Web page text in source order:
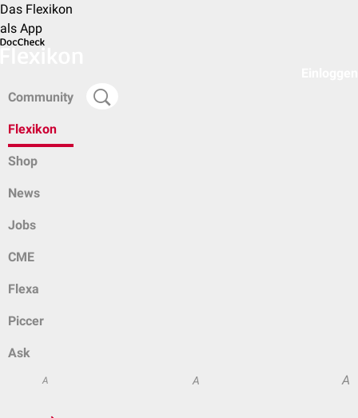
Das Flexikon
als App
Community
Flexikon
Shop
News
Jobs
CME
Flexa
Piccer
Ask
A A A